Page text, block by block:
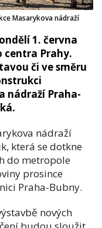
Masarykova nádraží
1. června
centra Prahy.
či ve směru
nádraží Praha-
nádraží
která se dotkne
do metropole
prosince
Praha-Bubny.
nových